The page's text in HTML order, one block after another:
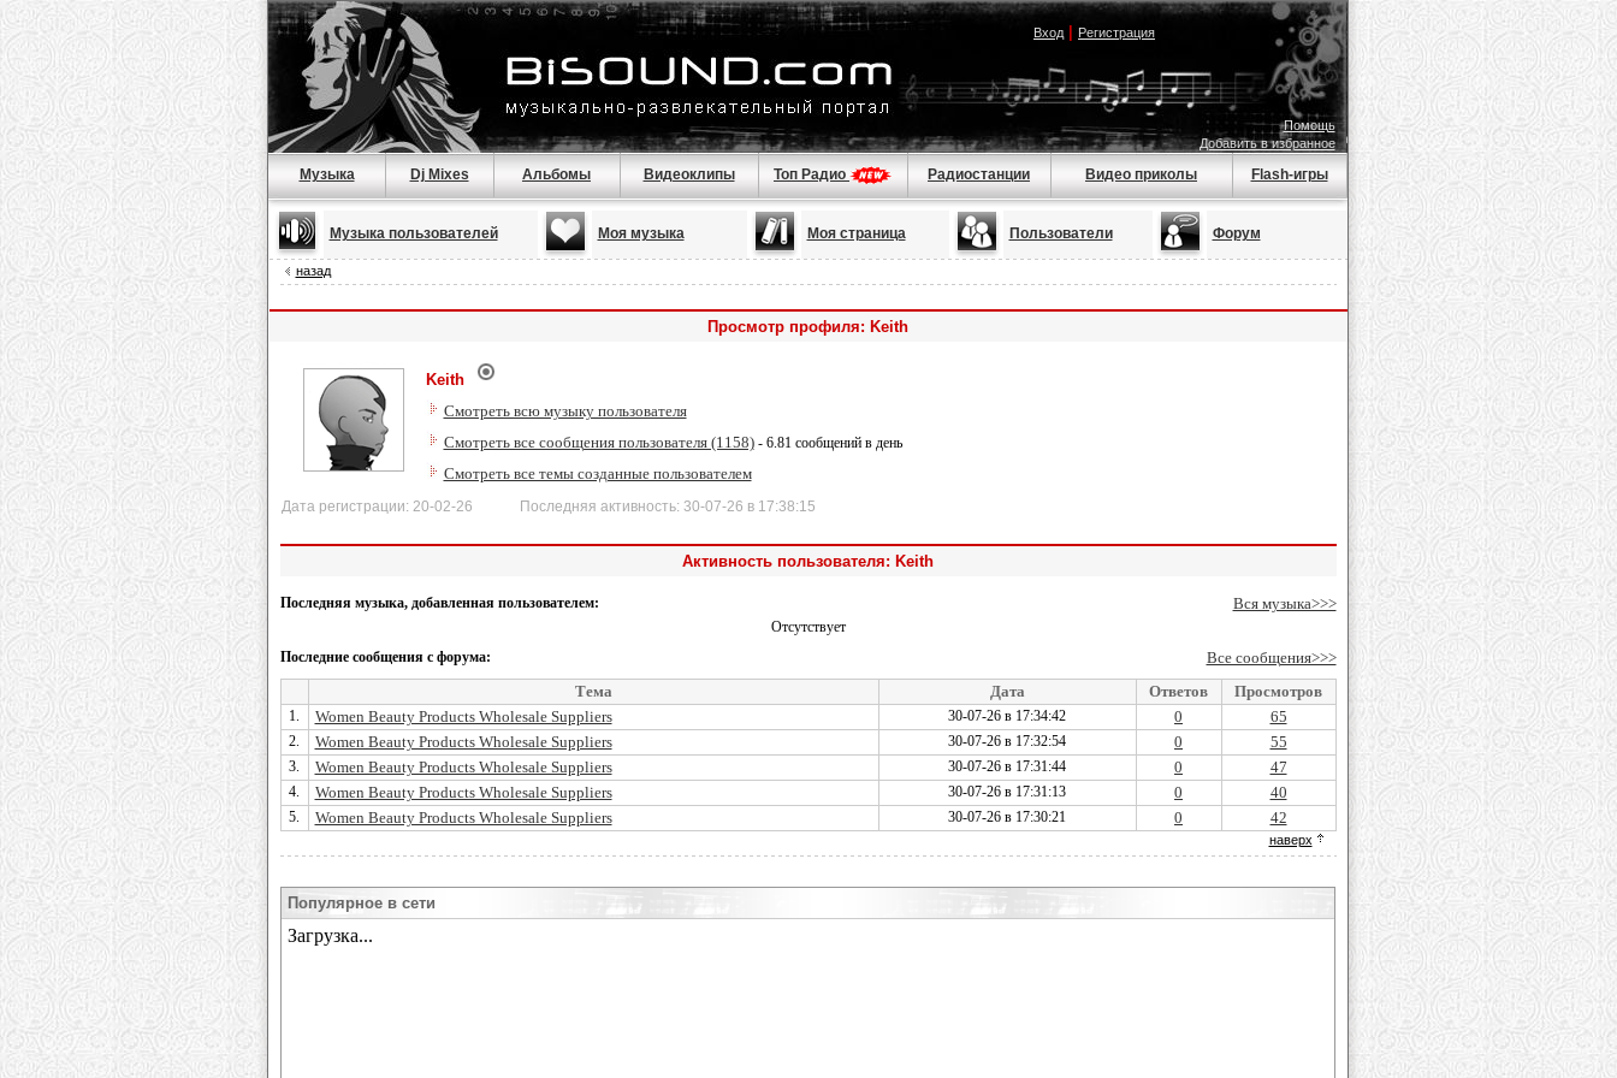
Вход| Регистрация
Помощь
Добавить в избранное
Музыка Dj Mixes Альбомы Видеоклипы Топ Радио Радиостанции Видео приколы Flash-игры
Музыка пользователей Моя музыка Моя страница Пользователи Форум
назад
Просмотр профиля: Keith
Keith
Смотреть всю музыку пользователя
Смотреть все сообщения пользователя (1158)- 6.81 сообщений в день
Смотреть все темы созданные пользователем
Дата регистрации: 20-02-26 Последняя активность: 30-07-26 в 17:38:15
Активность пользователя: Keith
Последняя музыка, добавленная пользователем: Вся музыка>>>
Отсутствует
Последние сообщения с форума:
Все сообщения>>>
Тема
Дата Ответов Просмотров
1. Women Beauty Products Wholesale Suppliers 30-07-26 в 17:34:42 0 65
2. Women Beauty Products Wholesale Suppliers 30-07-26 в 17:32:54 0 55
3. Women Beauty Products Wholesale Suppliers 30-07-26 в 17:31:44 0 47
4. Women Beauty Products Wholesale Suppliers 30-07-26 в 17:31:13 0 40
5. Women Beauty Products Wholesale Suppliers 30-07-26 в 17:30:21 0 42
наверх
Популярное в сети